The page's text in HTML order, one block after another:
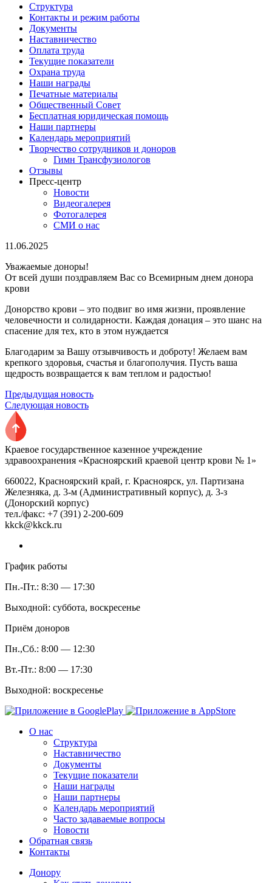
Структура
Контакты и режим работы
Документы
Наставничество
Оплата труда
Текущие показатели
Охрана труда
Наши награды
Печатные материалы
Общественный Совет
Бесплатная юридическая помощь
Наши партнеры
Календарь мероприятий
Творчество сотрудников и доноров
Гимн Трансфузиологов
Отзывы
Пресс-центр
Новости
Видеогалерея
Фотогалерея
СМИ о нас
11.06.2025
Уважаемые доноры!
От всей души поздравляем Вас со Всемирным днем донора
крови
Донорство крови – это подвиг во имя жизни, проявление
человечности и солидарности. Каждая донация – это шанс на
спасение для тех, кто в этом нуждается
Благодарим за Вашу отзывчивость и доброту! Желаем вам
крепкого здоровья, счастья и благополучия. Пусть ваша
щедрость возвращается к вам теплом и радостью!
Предыдущая новость
Следующая новость
Краевое государственное казенное учреждение
здравоохранения «Красноярский краевой центр крови № 1»
660022, Красноярский край, г. Красноярск, ул. Партизана
Железняка, д. 3-м (Административный корпус), д. 3-з
(Донорский корпус)
тел./факс: +7 (391) 2-200-609
kkck@kkck.ru
График работы
Пн.-Пт.: 8:30 — 17:30
Выходной: суббота, воскресенье
Приём доноров
Пн.,Сб.: 8:00 — 12:30
Вт.-Пт.: 8:00 — 17:30
Выходной: воскресенье
О нас
Структура
Наставничество
Документы
Текущие показатели
Наши награды
Наши партнеры
Календарь мероприятий
Часто задаваемые вопросы
Новости
Обратная связь
Контакты
Донору